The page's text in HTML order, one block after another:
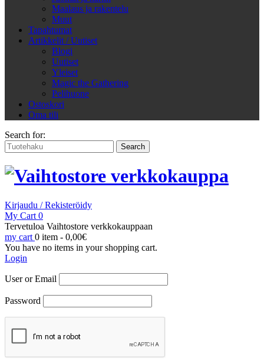
Maalaus ja rakentelu
Muut
Tapahtumat
Artikkelit / Uutiset
Blogi
Uutiset
Yleiset
Magic the Gathering
Pelihuone
Ostoskori
Oma tili
Search for:
Kirjaudu / Rekisteröidy
My Cart 0
Tervetuloa Vaihtostore verkkokauppaan
my cart 0 item - 0,00€
You have no items in your shopping cart.
Login
User or Email
Password